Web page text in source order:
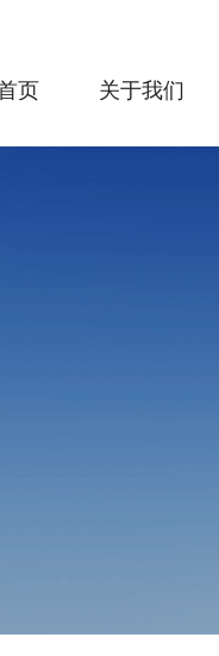
页 关于我们